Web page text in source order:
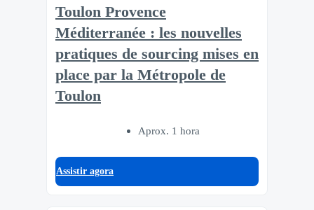
Toulon Provence
Méditerranée : les nouvelles
pratiques de sourcing mises en
place par la Métropole de
Toulon
Aprox. 1 hora
Assistir agora